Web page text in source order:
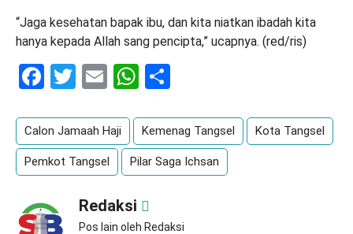
“Jaga kesehatan bapak ibu, dan kita niatkan ibadah kita
hanya kepada Allah sang pencipta,” ucapnya. (red/ris)
Facebook
Twitter
EmailWhatsApp
Calon Jamaah Haji Kemenag Tangsel Kota Tangsel
Pemkot Tangsel Pilar Saga Ichsan
Redaksi
Pos lain oleh Redaksi